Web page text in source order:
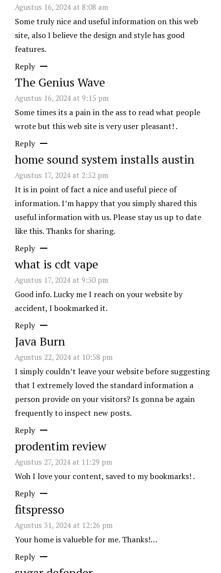
Agustus 16, 2024 at 8:08 am
Some truly nice and useful information on this web
site, also I believe the design and style has good
features.
Reply
The Genius Wave
Agustus 16, 2024 at 9:15 pm
Some times its a pain in the ass to read what people
wrote but this web site is very user pleasant! .
Reply
home sound system installs austin
Agustus 17, 2024 at 2:52 pm
It is in point of fact a nice and useful piece of
information. I’m happy that you simply shared this
useful information with us. Please stay us up to date
like this. Thanks for sharing.
Reply
what is cdt vape
Agustus 17, 2024 at 9:50 pm
Good info. Lucky me I reach on your website by
accident, I bookmarked it.
Reply
Java Burn
Agustus 22, 2024 at 10:58 pm
I simply couldn’t leave your website before suggesting
that I extremely loved the standard information a
person provide on your visitors? Is gonna be again
frequently to inspect new posts.
Reply
prodentim review
Agustus 27, 2024 at 11:29 pm
Woh I love your content, saved to my bookmarks! .
Reply
fitspresso
Agustus 31, 2024 at 12:26 pm
Your home is valueble for me. Thanks!…
Reply